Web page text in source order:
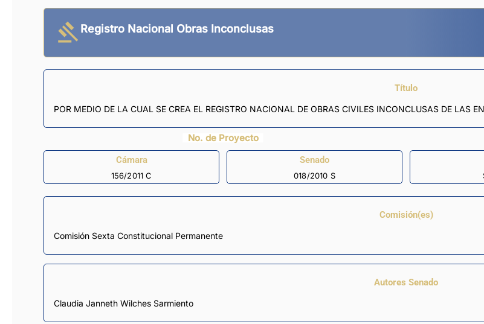
Registro Nacional Obras Inconclusas
Título
POR MEDIO DE LA CUAL SE CREA EL REGISTRO NACIONAL DE OBRAS CIVILES INCONCLUSAS DE LAS
No. de Proyecto
Cámara
156/2011 C
Senado
018/2010 S
Comisión(es)
Comisión Sexta Constitucional Permanente
Autores Senado
Claudia Janneth Wilches Sarmiento